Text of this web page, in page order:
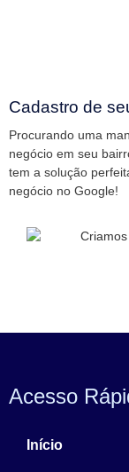
Cadastro de
Procurando uma
negócio em seu
tem a solução
negócio no Google!
Acesso
Início